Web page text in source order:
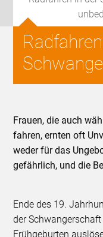
Frauen, die auch
fahren, ernten oft
weder für das
gefährlich, und die
Ende des 19.
der
Frühgeburten